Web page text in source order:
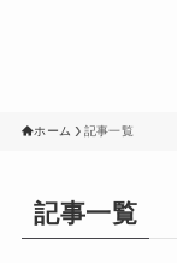
ホーム 記事一覧
記事一覧